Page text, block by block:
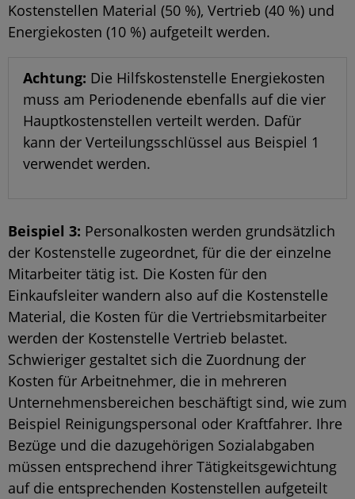
Kostenstellen Material (50 %), Vertrieb (40 %) und
Energiekosten (10 %) aufgeteilt werden.
Achtung: Die Hilfskostenstelle Energiekosten
muss am Periodenende ebenfalls auf die vier
Hauptkostenstellen verteilt werden. Dafür
kann der Verteilungsschlüssel aus Beispiel 1
verwendet werden.
Beispiel 3: Personalkosten werden grundsätzlich
der Kostenstelle zugeordnet, für die der einzelne
Mitarbeiter tätig ist. Die Kosten für den
Einkaufsleiter wandern also auf die Kostenstelle
Material, die Kosten für die Vertriebsmitarbeiter
werden der Kostenstelle Vertrieb belastet.
Schwieriger gestaltet sich die Zuordnung der
Kosten für Arbeitnehmer, die in mehreren
Unternehmensbereichen beschäftigt sind, wie zum
Beispiel Reinigungspersonal oder Kraftfahrer. Ihre
Bezüge und die dazugehörigen Sozialabgaben
müssen entsprechend ihrer Tätigkeitsgewichtung
auf die entsprechenden Kostenstellen aufgeteilt